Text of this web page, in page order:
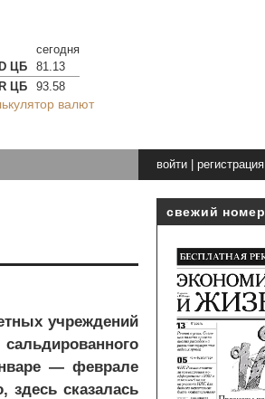
сегодня
ЦБ
81.13
ЦБ
93.58
валют
войти| регистрация
учреждений
— феврале
здесь сказалась
свежий номер